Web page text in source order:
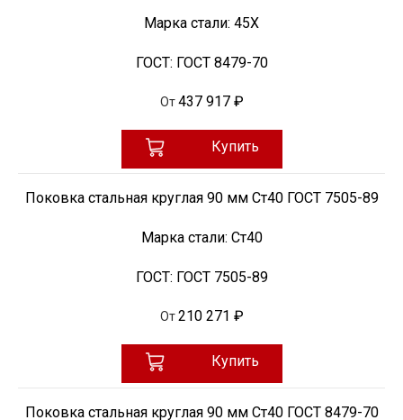
Марка стали: 45Х
ГОСТ: ГОСТ 8479-70
От 437 917 ₽
Купить
Поковка стальная круглая 90 мм Ст40 ГОСТ 7505-89
Марка стали: Ст40
ГОСТ: ГОСТ 7505-89
От 210 271 ₽
Купить
Поковка стальная круглая 90 мм Ст40 ГОСТ 8479-70